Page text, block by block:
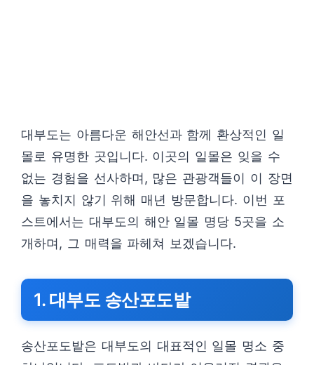
대부도는 아름다운 해안선과 함께 환상적인 일
몰로 유명한 곳입니다. 이곳의 일몰은 잊을 수
없는 경험을 선사하며, 많은 관광객들이 이 장면
을 놓치지 않기 위해 매년 방문합니다. 이번 포
스트에서는 대부도의 해안 일몰 명당 5곳을 소
개하며, 그 매력을 파헤쳐 보겠습니다.
1. 대부도 송산포도밭
송산포도밭은 대부도의 대표적인 일몰 명소 중